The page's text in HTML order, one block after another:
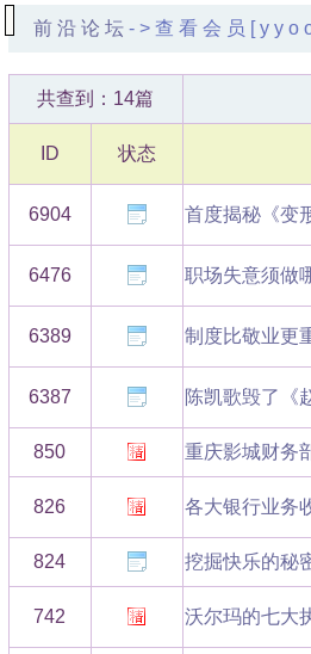
前沿论坛 ->查看会员
共查到：14篇
ID 状态
6904 首度揭秘《变
6476 职场失意须做
6389 制度比敬业更
6387 陈凯歌毁了《
850 重庆影城财务
826 各大银行业务
824 挖掘快乐的秘
742 沃尔玛的七大